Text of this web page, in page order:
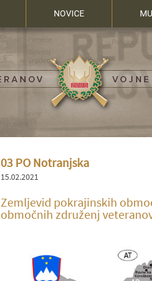
NOVICE
03 PO Notranjska
15.02.2021
Zemljevid pokrajinskih
območnih združenj